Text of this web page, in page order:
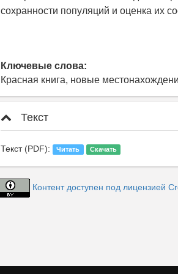
сохранности популяций и оценка их
Ключевые слова:
Красная книга, новые
Текст
Текст (PDF): Читать Скачать
Контент доступен под лицензией